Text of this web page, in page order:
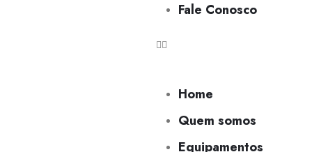
Fale Conosco
Home
Quem somos
Equipamentos